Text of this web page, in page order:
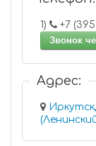
1)
Звонок
Адрес: